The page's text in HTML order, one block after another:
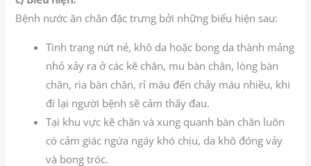
Bệnh nước ăn chân đặc trưng bởi những biểu hiện sau:
Tình trạng nứt nẻ, khô da hoặc bong da thành mảng
nhỏ xảy ra ở các kẽ chân, mu bàn chân, lòng bàn
chân, rìa bàn chân, rỉ máu đến chảy máu nhiều, khi
đi lại người bệnh sẽ cảm thấy đau.
Tại khu vực kẽ chân và xung quanh bàn chân luôn
có cảm giác ngứa ngáy khó chịu, da khô đóng vảy
và bong tróc.